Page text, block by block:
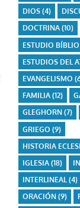
DIOS(4)
DOCTRINA(10)
ESTUDIO BÍBLIO
ESTUDIOS DEL
EVANGELISMO
FAMILIA(12)
GLEGHORN(7)
GRIEGO (9)
HISTORIA
IGLESIA(18)
INTERLINEAL(4)
ORACIÓN(9)